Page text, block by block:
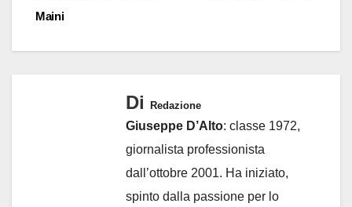
Maini
Di Redazione
Giuseppe D’Alto: classe 1972,
giornalista professionista
dall’ottobre 2001. Ha iniziato,
spinto dalla passione per lo